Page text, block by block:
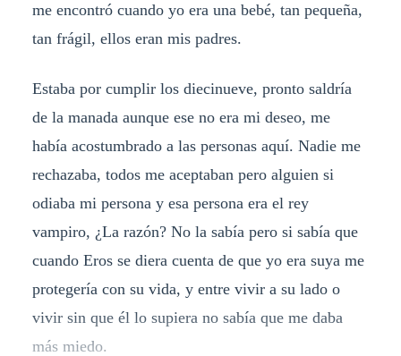
me encontró cuando yo era una bebé, tan pequeña,
tan frágil, ellos eran mis padres.
Estaba por cumplir los diecinueve, pronto saldría
de la manada aunque ese no era mi deseo, me
había acostumbrado a las personas aquí. Nadie me
rechazaba, todos me aceptaban pero alguien si
odiaba mi persona y esa persona era el rey
vampiro, ¿La razón? No la sabía pero si sabía que
cuando Eros se diera cuenta de que yo era suya me
protegería con su vida, y entre vivir a su lado o
vivir sin que él lo supiera no sabía que me daba
más miedo.